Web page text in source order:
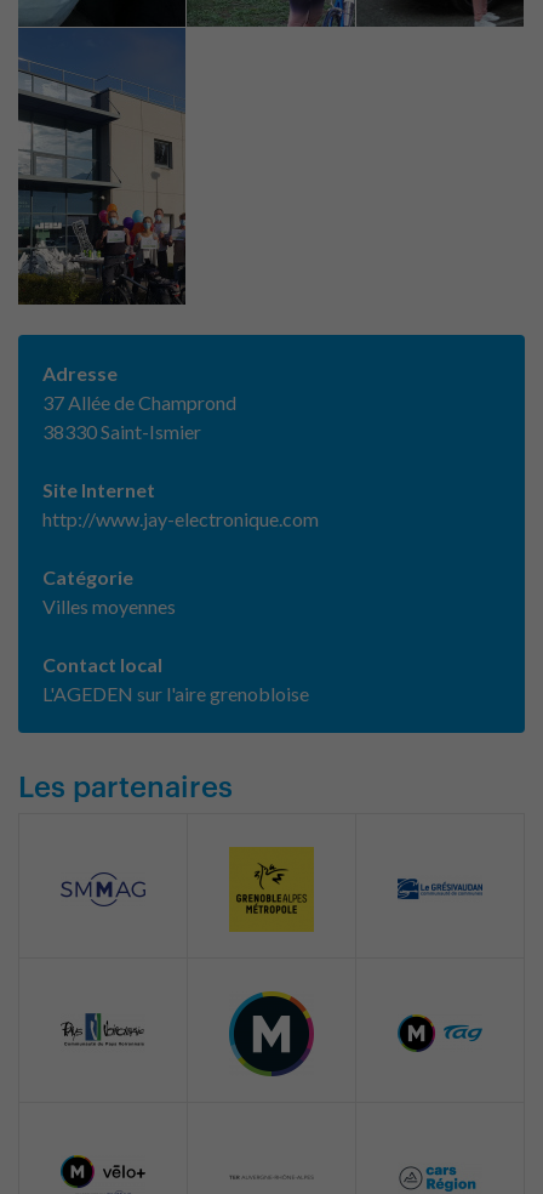
Adresse
37 Allée de Champrond
38330 Saint-Ismier
Site Internet
http://www.jay-electronique.com
Catégorie
Villes moyennes
Contact local
L'AGEDEN sur l'aire grenobloise
Les partenaires